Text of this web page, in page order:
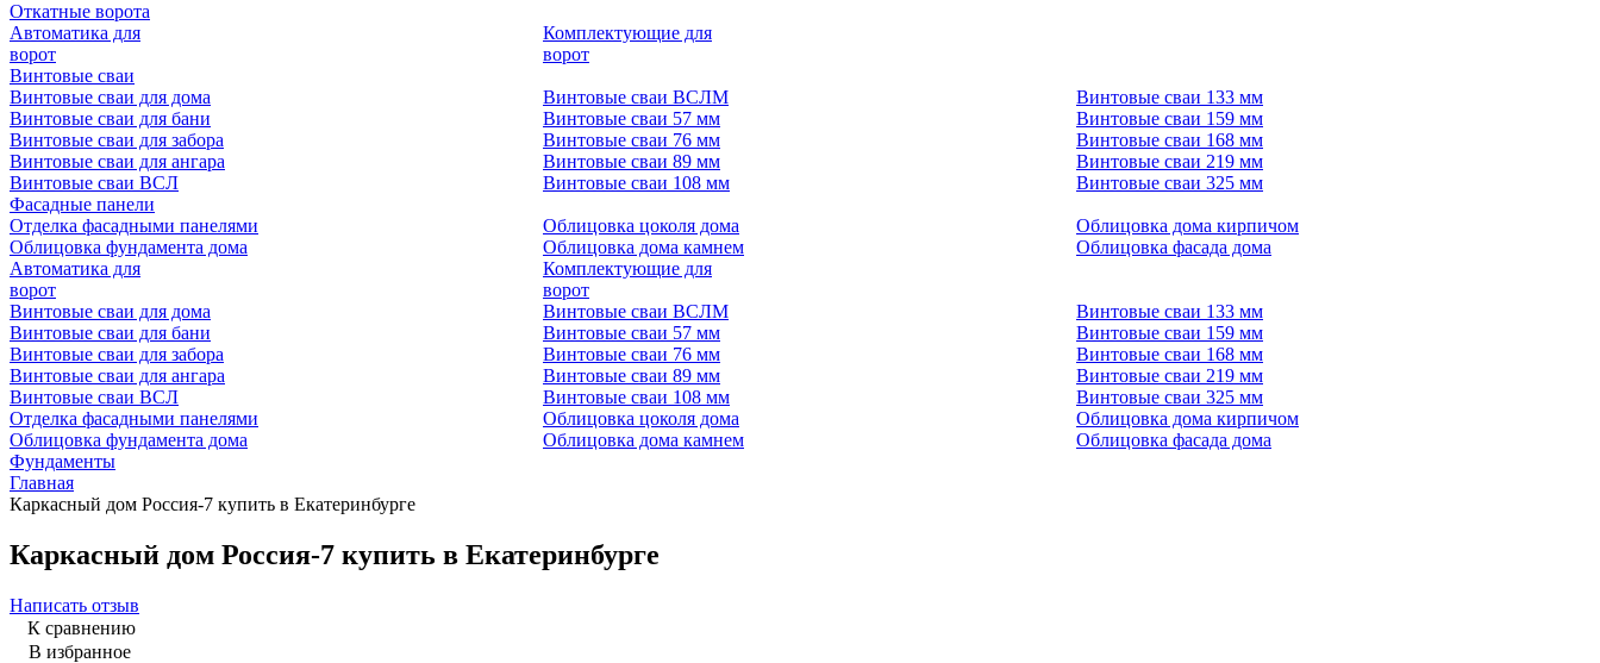
Откатные ворота
Автоматика для
ворот
Комплектующие для
ворот
Винтовые сваи
Винтовые сваи для дома
Винтовые сваи для бани
Винтовые сваи для забора
Винтовые сваи для ангара
Винтовые сваи ВСЛ
Винтовые сваи ВСЛМ
Винтовые сваи 57 мм
Винтовые сваи 76 мм
Винтовые сваи 89 мм
Винтовые сваи 108 мм
Винтовые сваи 133 мм
Винтовые сваи 159 мм
Винтовые сваи 168 мм
Винтовые сваи 219 мм
Винтовые сваи 325 мм
Фасадные панели
Отделка фасадными панелями
Облицовка фундамента дома
Облицовка цоколя дома
Облицовка дома камнем
Облицовка дома кирпичом
Облицовка фасада дома
Автоматика для
ворот
Комплектующие для
ворот
Винтовые сваи для дома
Винтовые сваи для бани
Винтовые сваи для забора
Винтовые сваи для ангара
Винтовые сваи ВСЛ
Винтовые сваи ВСЛМ
Винтовые сваи 57 мм
Винтовые сваи 76 мм
Винтовые сваи 89 мм
Винтовые сваи 108 мм
Винтовые сваи 133 мм
Винтовые сваи 159 мм
Винтовые сваи 168 мм
Винтовые сваи 219 мм
Винтовые сваи 325 мм
Отделка фасадными панелями
Облицовка фундамента дома
Облицовка цоколя дома
Облицовка дома камнем
Облицовка дома кирпичом
Облицовка фасада дома
Фундаменты
Главная
Каркасный дом Россия-7 купить в Екатеринбурге
Каркасный дом Россия-7 купить в Екатеринбурге
Написать отзыв
К сравнению
В избранное